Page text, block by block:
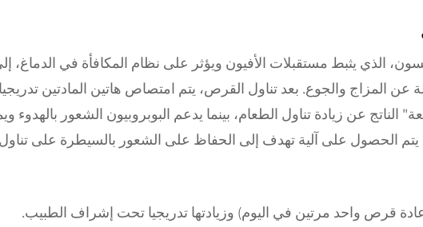
الذي يثبط مستقبلات الأفيون ويؤثر على نظام المكافأة في الدماغ،
عن المزاج والجوع. بعد تناول القرص، يتم امتصاص هاتين المادتين
الناتج عن زيادة تناول الطعام، بينما يدعم البوبروبيون الشعور بالهدوء
يتم الحصول على آلية تهدف إلى الحفاظ على الشعور بالسيطرة على
قرص واحد مرتين في اليوم) وزيادتها تدريجيا تحت إشراف الطبيب.